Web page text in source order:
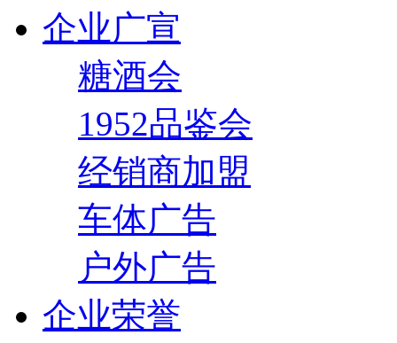
企业广宣
糖酒会
1952品鉴会
经销商加盟
车体广告
户外广告
企业荣誉